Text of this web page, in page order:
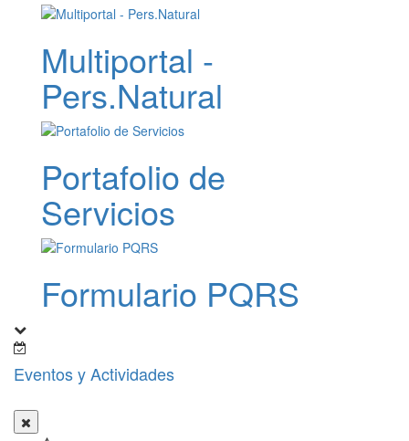
Multiportal -
Pers.Natural
Portafolio de
Servicios
Formulario PQRS
Eventos y Actividades